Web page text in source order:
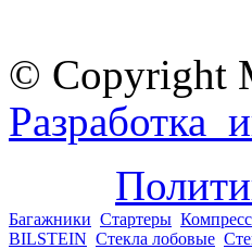
© Copyright
Разработка
Багажники Стартеры
BILSTEIN Стекла лобовые